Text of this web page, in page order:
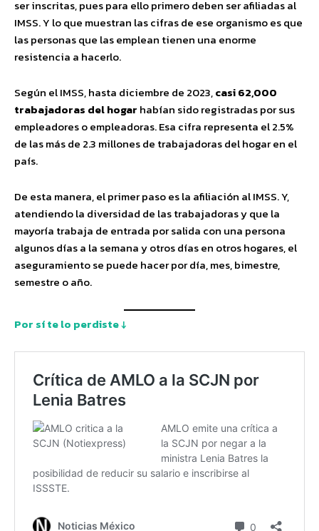
ser inscritas, pues para ello primero deben ser afiliadas al
IMSS. Y lo que muestran las cifras de ese organismo es que
las personas que las emplean tienen una enorme
resistencia a hacerlo.
Según el IMSS, hasta diciembre de 2023,casi 62,000
trabajadoras del hogar habían sido registradas por sus
empleadores o empleadoras. Esa cifra representa el 2.5%
de las más de 2.3 millones de trabajadoras del hogar en el
país.
De esta manera, el primer paso es la afiliación al IMSS. Y,
atendiendo la diversidad de las trabajadoras y que la
mayoría trabaja de entrada por salida con una persona
algunos días a la semana y otros días en otros hogares, el
aseguramiento se puede hacer por día, mes, bimestre,
semestre o año.
Por sí te lo perdiste ↓